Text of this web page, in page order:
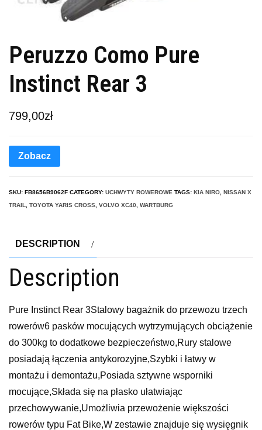
Peruzzo Como Pure
Instinct Rear 3
799,00zł
Zobacz
SKU: FB8656B9062F CATEGORY: UCHWYTY ROWEROWE TAGS: KIA NIRO NISSAN X
TRAIL
TOYOTA YARIS CROSS VOLVO XC40 WARTBURG
DESCRIPTION
Description
Pure Instinct Rear 3Stalowy bagażnik do przewozu trzech
rowerów6 pasków mocujących wytrzymujących obciążenie
do 300kg to dodatkowe bezpieczeństwo,Rury stalowe
posiadają łączenia antykorozyjne,Szybki i łatwy w
montażu i demontażu,Posiada sztywne wsporniki
mocujące,Składa się na płasko ułatwiając
przechowywanie,Umożliwia przewożenie większości
rowerów typu Fat Bike,W zestawie znajduje się wysięgnik